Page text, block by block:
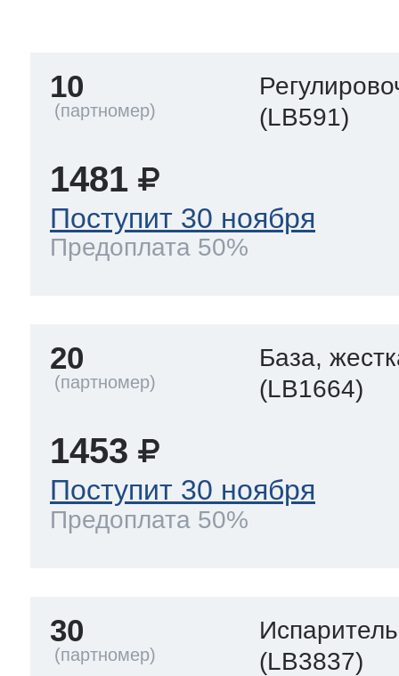
морозилок
холод.камер
10
(LB591)
1481
Поступит 30 ноября
Предоплата 50%
20
База,
(LB1664)
1453
Поступит 30 ноября
Предоплата 50%
30
(LB3837)